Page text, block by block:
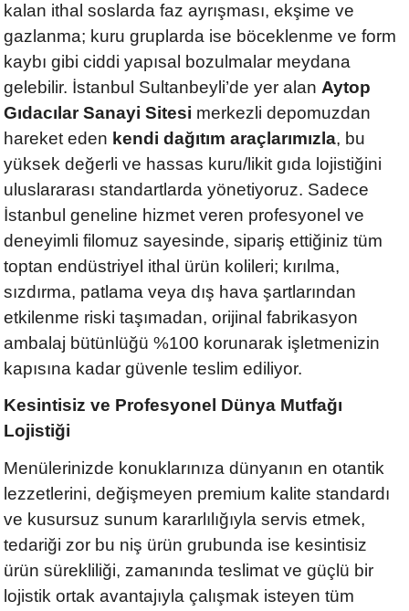
kalan ithal soslarda faz ayrışması, ekşime ve
gazlanma; kuru gruplarda ise böceklenme ve form
kaybı gibi ciddi yapısal bozulmalar meydana
gelebilir. İstanbul Sultanbeyli’de yer alan Aytop
Gıdacılar Sanayi Sitesi merkezli depomuzdan
hareket eden kendi dağıtım araçlarımızla, bu
yüksek değerli ve hassas kuru/likit gıda lojistiğini
uluslararası standartlarda yönetiyoruz. Sadece
İstanbul geneline hizmet veren profesyonel ve
deneyimli filomuz sayesinde, sipariş ettiğiniz tüm
toptan endüstriyel ithal ürün kolileri; kırılma,
sızdırma, patlama veya dış hava şartlarından
etkilenme riski taşımadan, orijinal fabrikasyon
ambalaj bütünlüğü %100 korunarak işletmenizin
kapısına kadar güvenle teslim ediliyor.
Kesintisiz ve Profesyonel Dünya Mutfağı
Lojistiği
Menülerinizde konuklarınıza dünyanın en otantik
lezzetlerini, değişmeyen premium kalite standardı
ve kusursuz sunum kararlılığıyla servis etmek,
tedariği zor bu niş ürün grubunda ise kesintisiz
ürün sürekliliği, zamanında teslimat ve güçlü bir
lojistik ortak avantajıyla çalışmak isteyen tüm